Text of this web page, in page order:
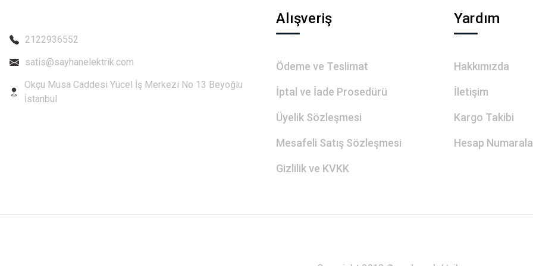
2122936552
satis@sayhanelektrik.com
Okçu Musa Caddesi Yücel İş Merkezi No 13 Beyoğlu
İstanbul
Alışveriş
Ödeme ve Teslimat
İptal ve İade Prosedürü
Üyelik Sözleşmesi
Mesafeli Satış Sözleşmesi
Gizlilik ve KVKK
Yardım
Hakkımızda
İletişim
Kargo Takibi
Hesap